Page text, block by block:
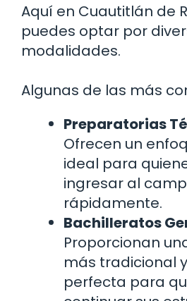
Aquí en Cuautitlán de
puedes optar por
modalidades.
Algunas de las más
Preparatorias
Ofrecen un
ideal para
ingresar al
rápidamente.
Bachilleratos
Proporcionan
más tradicional
perfecta para